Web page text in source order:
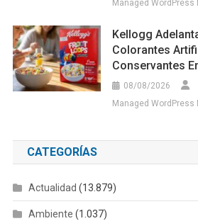
Managed WordPress
Kellogg
Colorantes
Conservantes
08/08/2026
Managed WordPress
CATEGORÍAS
Actualidad (13.879)
Ambiente (1.037)